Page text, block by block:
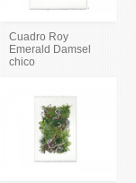
Cuadro Roy
Emerald Damsel
chico